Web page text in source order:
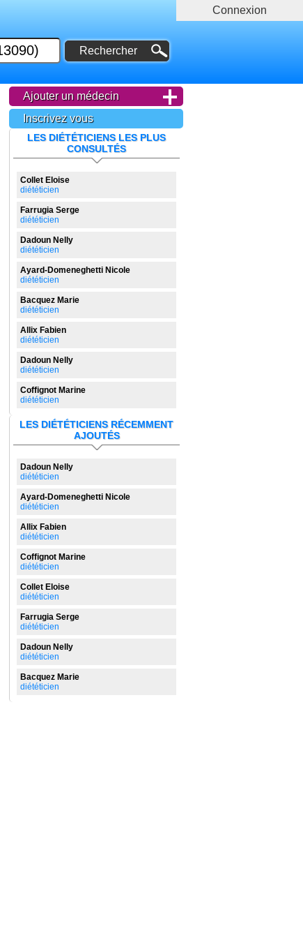
Connexion
Ajouter un médecin
Inscrivez vous
LES DIÉTÉTICIENS LES PLUS
CONSULTÉS
Collet Eloise
diététicien
Farrugia Serge
diététicien
Dadoun Nelly
diététicien
Ayard-Domeneghetti Nicole
diététicien
Bacquez Marie
diététicien
Allix Fabien
diététicien
Dadoun Nelly
diététicien
Coffignot Marine
diététicien
LES DIÉTÉTICIENS RÉCEMMENT
AJOUTÉS
Dadoun Nelly
diététicien
Ayard-Domeneghetti Nicole
diététicien
Allix Fabien
diététicien
Coffignot Marine
diététicien
Collet Eloise
diététicien
Farrugia Serge
diététicien
Dadoun Nelly
diététicien
Bacquez Marie
diététicien